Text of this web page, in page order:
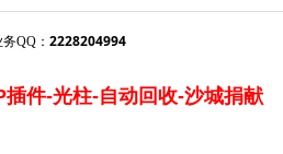
QQ： 2228204994
件-光柱-自动回收-沙城捐献